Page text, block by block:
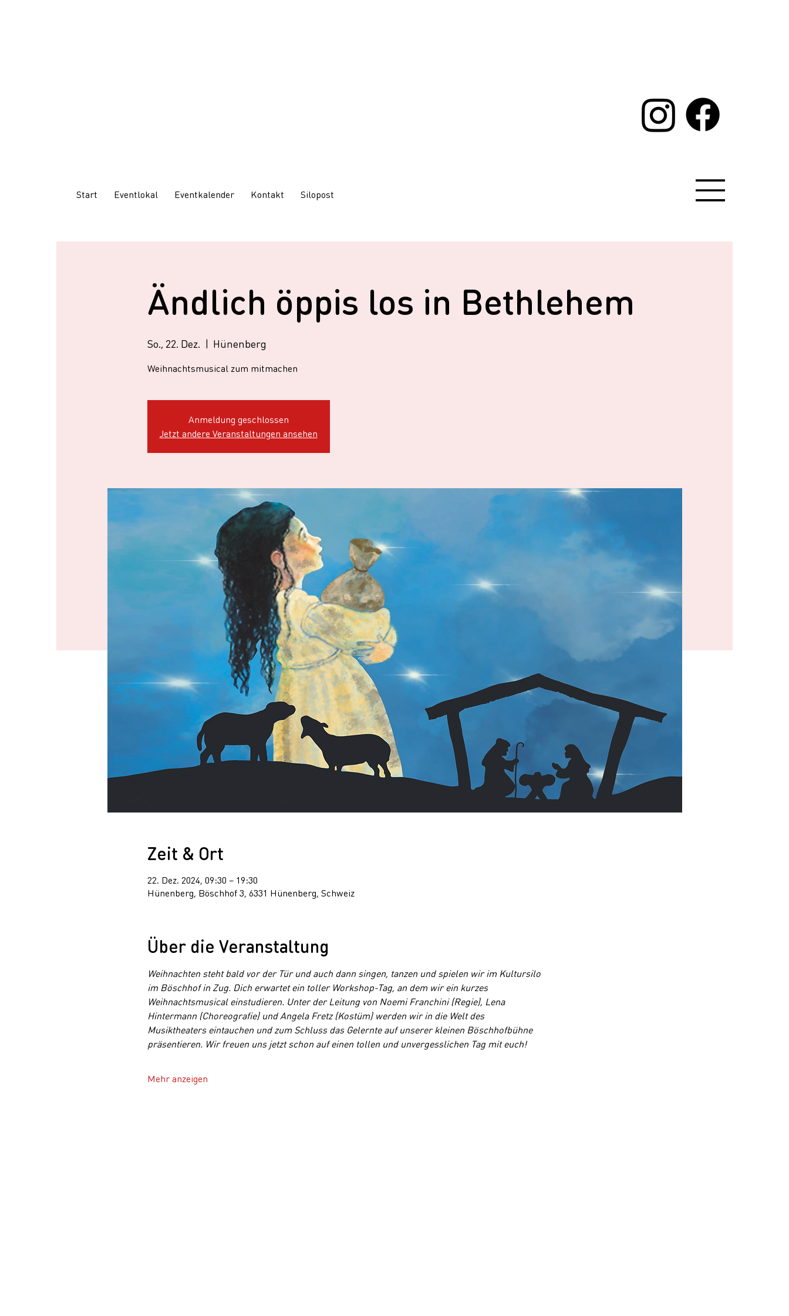
Start Eventlokal Eventkalender Kontakt Silopost
Ändlich öppis los in Bethlehem
So., 22. Dez.
  |
Hünenberg
Weihnachtsmusical zum mitmachen
Anmeldung geschlossen
Jetzt andere Veranstaltungen ansehen
Zeit & Ort
22. Dez. 2024, 09:30 – 19:30
Hünenberg, Böschhof 3, 6331 Hünenberg, Schweiz
Über die Veranstaltung
Weihnachten steht bald vor der Tür und auch dann singen, tanzen und spielen wir im Kultursilo
im Böschhof in Zug. Dich erwartet ein toller Workshop-Tag, an dem wir ein kurzes
Weihnachtsmusical einstudieren. Unter der Leitung von Noemi Franchini (Regie), Lena
Hintermann (Choreografie) und Angela Fretz (Kostüm) werden wir in die Welt des
Musiktheaters eintauchen und zum Schluss das Gelernte auf unserer kleinen Böschhofbühne
präsentieren. Wir freuen uns jetzt schon auf einen tollen und unvergesslichen Tag mit euch!
Mehr anzeigen